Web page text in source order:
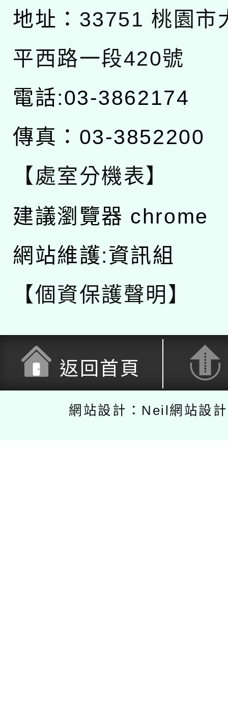
地址： 33751 桃園市
平西路一段420號
電話:03-3862174
傳真：03-3852200
【處室分機表】
建議瀏覽器 chrome
網站維護:資訊組
【個資保護聲明】
返回首頁
網站設計：Neil網站設